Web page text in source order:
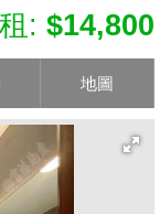
租: $14,800
地圖